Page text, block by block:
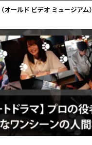
ールド ビデオ ミュージアム）